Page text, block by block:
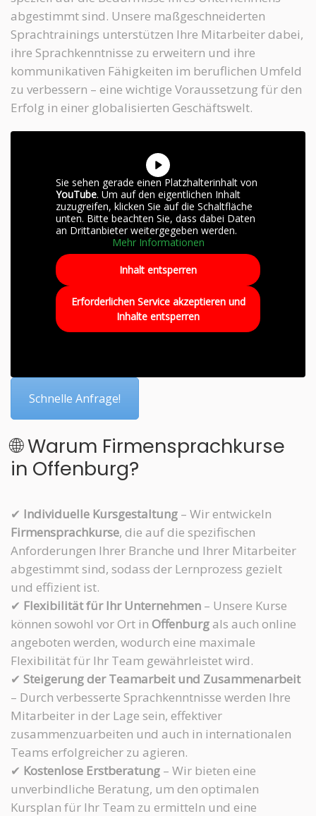
abgestimmt sind. Unsere maßgeschneiderten
Sprachtrainings unterstützen Ihre Mitarbeiter dabei,
ihre Sprachkenntnisse zu erweitern und ihre
kommunikativen Fähigkeiten im beruflichen Umfeld
zu verbessern – eine wichtige Voraussetzung für den
Erfolg in einer globalisierten Geschäftswelt.
Sie sehen gerade einen Platzhalterinhalt von
YouTube. Um auf den eigentlichen Inhalt
zuzugreifen, klicken Sie auf die Schaltfläche
unten. Bitte beachten Sie, dass dabei Daten
an Drittanbieter weitergegeben werden.
Mehr Informationen
Inhalt entsperren
Erforderlichen Service akzeptieren und
Inhalte entsperren
Schnelle Anfrage!
🌐 Warum Firmensprachkurse
in Offenburg?
✔ Individuelle Kursgestaltung – Wir entwickeln
Firmensprachkurse, die auf die spezifischen
Anforderungen Ihrer Branche und Ihrer Mitarbeiter
abgestimmt sind, sodass der Lernprozess gezielt
und effizient ist.
✔ Flexibilität für Ihr Unternehmen – Unsere Kurse
können sowohl vor Ort in Offenburgals auch online
angeboten werden, wodurch eine maximale
Flexibilität für Ihr Team gewährleistet wird.
✔ Steigerung der Teamarbeit und Zusammenarbeit
– Durch verbesserte Sprachkenntnisse werden Ihre
Mitarbeiter in der Lage sein, effektiver
zusammenzuarbeiten und auch in internationalen
Teams erfolgreicher zu agieren.
✔ Kostenlose Erstberatung – Wir bieten eine
unverbindliche Beratung, um den optimalen
Kursplan für Ihr Team zu ermitteln und eine